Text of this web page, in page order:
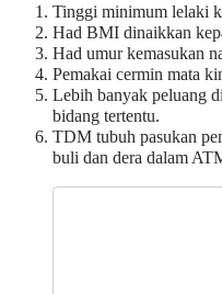
Tinggi minimum lelaki
Had BMI dinaikkan
Had umur kemasukan
Pemakai cermin mata
Lebih banyak peluang
bidang tertentu.
TDM tubuh pasukan
buli dan dera dalam